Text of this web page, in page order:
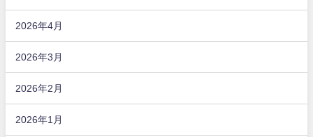
2026年4月
2026年3月
2026年2月
2026年1月